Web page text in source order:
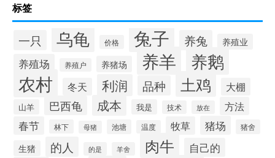
标签
一只 乌龟 价格 兔子 养兔 养殖业
养殖场 养殖户 养猪场 养羊 养鹅
农村 冬天 利润 品种 土鸡 大棚
山羊 巴西龟 成本 我是 技术 放在
方法
春节
林下 母猪 池塘 温度 牧草 猪场 猪舍
生猪 的人 的是 羊舍 肉牛 自己的